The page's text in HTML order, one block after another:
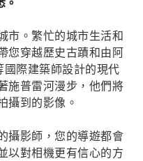
市。繁忙的城市生活和
您穿越歷史古蹟和由阿
國際建築師設計的現代
施普雷河漫步，他們將
攝到的影像。
攝影師，您的導遊都會
以對相機更有信心的方